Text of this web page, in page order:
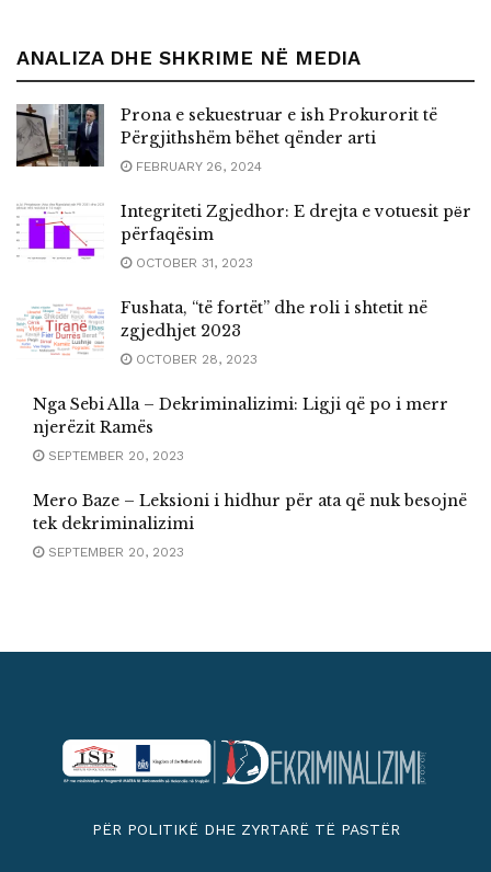
ANALIZA DHE SHKRIME NË MEDIA
Prona e sekuestruar e ish Prokurorit të
Përgjithshëm bëhet qënder arti
FEBRUARY 26, 2024
Integriteti Zgjedhor: E drejta e votuesit pёr
përfaqësim
OCTOBER 31, 2023
Fushata, “të fortët” dhe roli i shtetit në
zgjedhjet 2023
OCTOBER 28, 2023
Nga Sebi Alla – Dekriminalizimi: Ligji që po i merr
njerëzit Ramës
SEPTEMBER 20, 2023
Mero Baze – Leksioni i hidhur për ata që nuk besojnë
tek dekriminalizimi
SEPTEMBER 20, 2023
PËR POLITIKË DHE ZYRTARË TË PASTËR